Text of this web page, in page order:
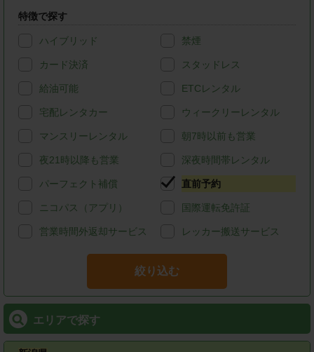
特徴で探す
ハイブリッド 禁煙
カード決済 スタッドレス
給油可能 ETCレンタル
宅配レンタカー ウィークリーレンタル
マンスリーレンタル 朝7時以前も営業
夜21時以降も営業 深夜時間帯レンタル
パーフェクト補償 直前予約
ニコパス（アプリ） 国際運転免許証
営業時間外返却サービス レッカー搬送サービス
絞り込む
エリアで探す